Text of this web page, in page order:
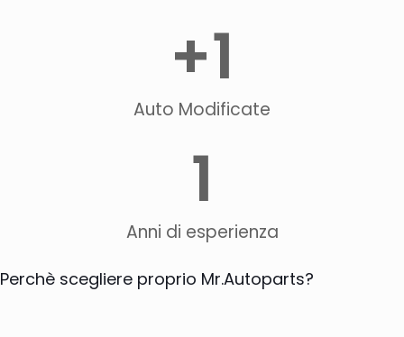
Auto Modificate
+1
Anni di esperienza
1
Perchè scegliere proprio Mr.Autoparts?